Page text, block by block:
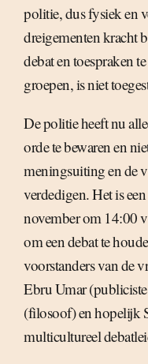
politie, dus fysiek en
dreigementen kracht
debat en toespraken
groepen, is niet
De politie heeft nu
orde te bewaren en
meningsuiting en de
verdedigen. Het is
november om 14:00
om een debat te
voorstanders van de
Ebru Umar
(filosoof) en hopelijk
multicultureel